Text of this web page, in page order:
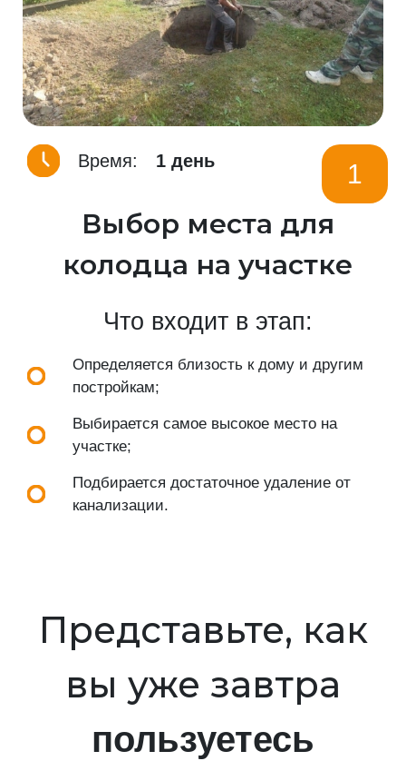
Время: 1 день 1
Выбор места для
колодца на участке
Что входит в этап:
Определяется близость к дому и другим
постройкам;
Выбирается самое высокое место на
участке;
Подбирается достаточное удаление от
канализации.
Представьте, как
вы уже завтра
пользуетесь